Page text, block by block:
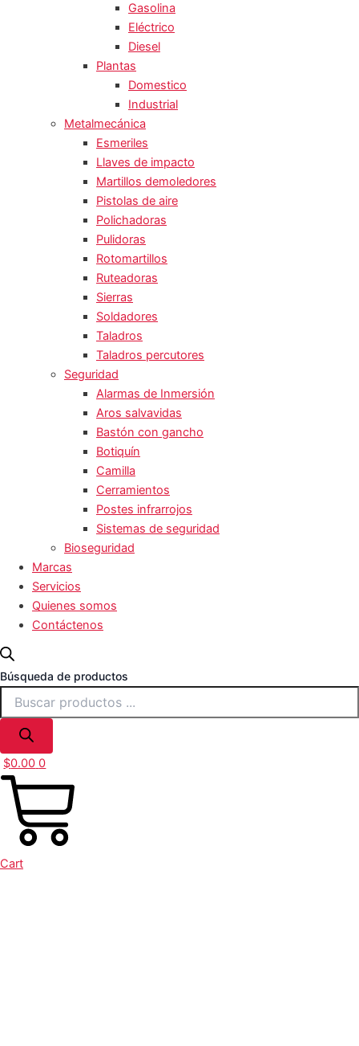
Gasolina
Eléctrico
Diesel
Plantas
Domestico
Industrial
Metalmecánica
Esmeriles
Llaves de impacto
Martillos demoledores
Pistolas de aire
Polichadoras
Pulidoras
Rotomartillos
Ruteadoras
Sierras
Soldadores
Taladros
Taladros percutores
Seguridad
Alarmas de Inmersión
Aros salvavidas
Bastón con gancho
Botiquín
Camilla
Cerramientos
Postes infrarrojos
Sistemas de seguridad
Bioseguridad
Marcas
Servicios
Quienes somos
Contáctenos
Búsqueda de productos
$0.00 0
Cart